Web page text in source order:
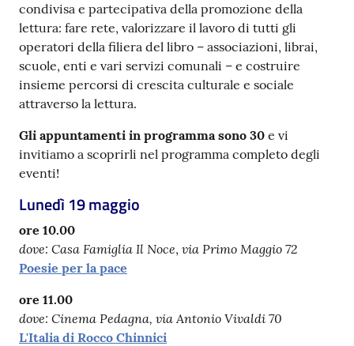
Catalogo
on line
Chiedi al
bibliotecario
Avvisi
Orari
condivisa e partecipativa della promozione della
lettura: fare rete, valorizzare il lavoro di tutti gli
operatori della filiera del libro – associazioni, librai,
scuole, enti e vari servizi comunali – e costruire
insieme percorsi di crescita culturale e sociale
attraverso la lettura.
Gli appuntamenti in programma sono 30 e vi
invitiamo a scoprirli nel programma completo degli
eventi!
Lunedì 19 maggio
ore 10.00
dove: Casa Famiglia Il Noce, via Primo Maggio 72
Poesie per la pace
ore 11.00
dove: Cinema Pedagna, via Antonio Vivaldi 70
L'Italia di Rocco Chinnici